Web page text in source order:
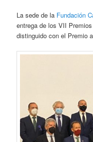
La sede de la Fundación
entrega de los VII
distinguido con el Premio